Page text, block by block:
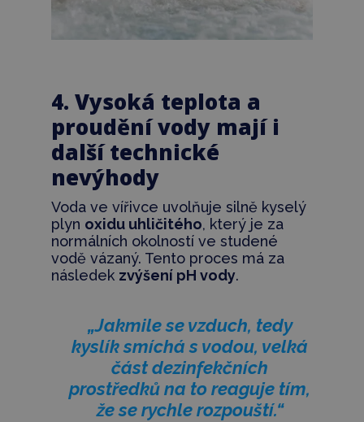
4. Vysoká teplota a
proudění vody mají i
další technické
nevýhody
Voda ve vířivce uvolňuje silně kyselý
plyn oxidu uhličitého, který je za
normálních okolností ve studené
vodě vázaný. Tento proces má za
následek zvýšení pH vody.
„Jakmile se vzduch, tedy
kyslík smíchá s vodou, velká
část dezinfekčních
prostředků na to reaguje tím,
že se rychle rozpouští.“